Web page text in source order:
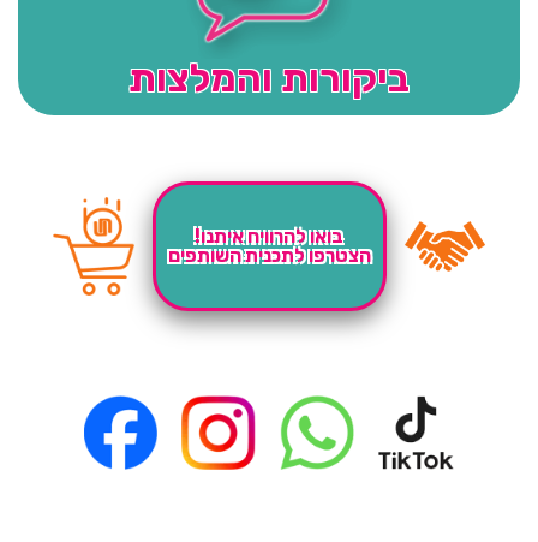
ביקורות והמלצות
בואו להרוויח איתנו!
הצטרפו לתכנית השותפים